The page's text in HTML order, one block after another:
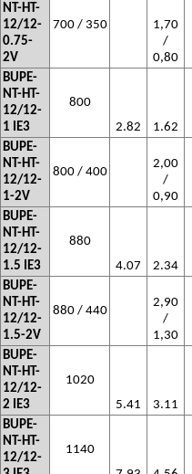
NT-HT-
12/12-
0.75-
2V
700 / 350
1,70
/
0,80
BUPE-
NT-HT-
12/12-
1 IE3
800
2.82
1.62
BUPE-
NT-HT-
12/12-
1-2V
800 / 400
2,00
/
0,90
BUPE-
NT-HT-
12/12-
1.5 IE3
880
4.07
2.34
BUPE-
NT-HT-
12/12-
1.5-2V
880 / 440
2,90
/
1,30
BUPE-
NT-HT-
12/12-
2 IE3
1020
5.41
3.11
BUPE-
NT-HT-
12/12-
1140